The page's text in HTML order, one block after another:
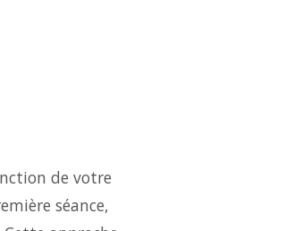
de votre
séance,